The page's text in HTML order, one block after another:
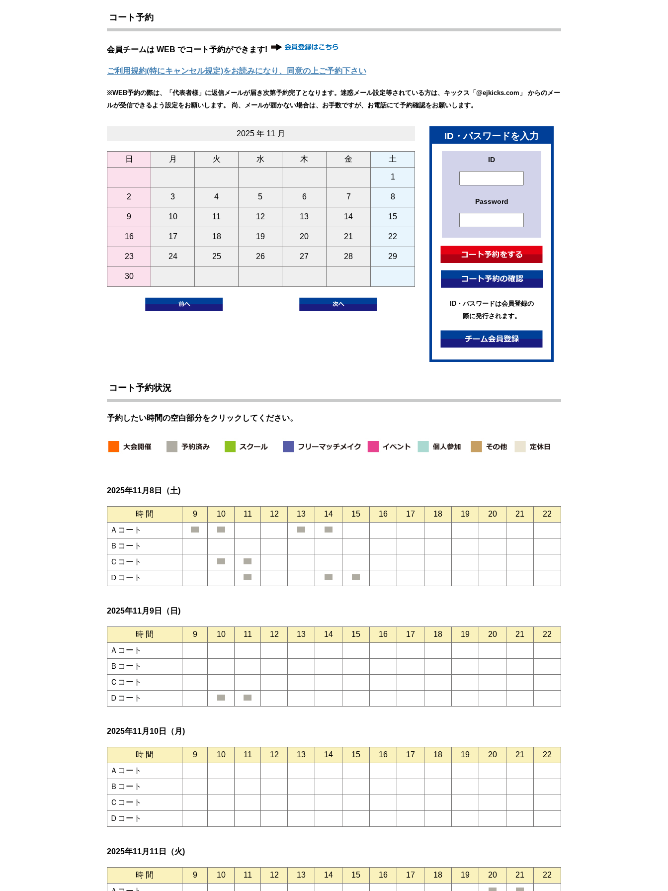
コート予約
会員チームは WEB でコート予約ができます!
ご利用規約(特にキャンセル規定)をお読みになり、同意の上ご予約下さい
※WEB予約の際は、「代表者様」に返信メールが届き次第予約完了となります。迷惑メール設定等されている方は、キックス「@ejkicks.com」 からのメー
ルが受信できるよう設定をお願いします。 尚、メールが届かない場合は、お手数ですが、お電話にて予約確認をお願いします。
2025 年 11 月
日 月 火 水 木 金 土
1
2 3 4 5 6 7 8
9 10 11 12 13 14 15
16 17 18 19 20 21 22
23 24 25 26 27 28 29
30
ID・パスワードを入力
ID
Password
ID・パスワードは会員登録の
際に発行されます。
コート予約状況
予約したい時間の空白部分をクリックしてください。
2025年11月8日（土)
時 間 9 10 11 12 13 14 15 16 17 18 19 20 21
22
Ａコート
Ｂコート
Ｃコート
Ｄコート
2025年11月9日（日)
時 間 9 10 11 12 13 14 15 16 17 18 19 20 21
22
Ａコート
Ｂコート
Ｃコート
Ｄコート
2025年11月10日（月)
時 間 9 10 11 12 13 14 15 16 17 18 19 20 21
22
Ａコート
Ｂコート
Ｃコート
Ｄコート
2025年11月11日（火)
時 間 9 10 11 12 13 14 15 16 17 18 19 20 21
22